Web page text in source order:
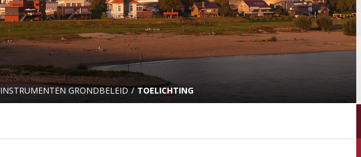
INSTRUMENTEN GRONDBELEID TOELICHTING